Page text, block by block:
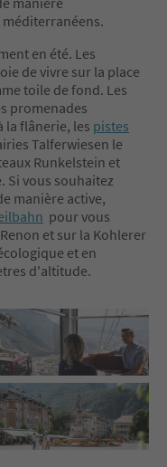
en été. Les
de vivre sur la place
toile de fond. Les
promenades
la flânerie, les pistes
Talferwiesen le
Runkelstein et
Si vous souhaitez
manière active,
pour vous
et sur la Kohlerer
et en
d'altitude.